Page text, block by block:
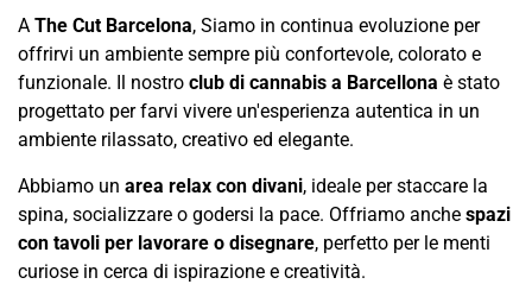
A The Cut Barcelona, Siamo in continua evoluzione per
offrirvi un ambiente sempre più confortevole, colorato e
funzionale. Il nostro club di cannabis a Barcellona è stato
progettato per farvi vivere un'esperienza autentica in un
ambiente rilassato, creativo ed elegante.
Abbiamo un area relax con divani, ideale per staccare la
spina, socializzare o godersi la pace. Offriamo anche spazi
con tavoli per lavorare o disegnare, perfetto per le menti
curiose in cerca di ispirazione e creatività.